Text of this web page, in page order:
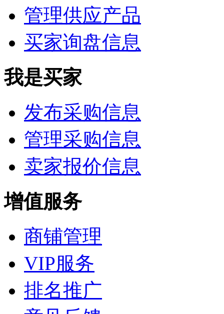
管理供应产品
买家询盘信息
我是买家
发布采购信息
管理采购信息
卖家报价信息
增值服务
商铺管理
VIP服务
排名推广